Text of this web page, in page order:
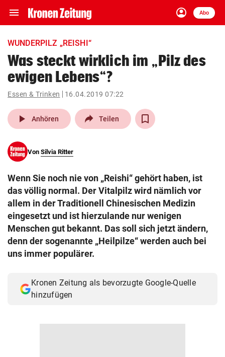
menu Navigation
ein-/ausklappen
account_circle
Anmelden
Abo
close Schließen
account_circle Anmelden
pin_drop
Wien arrow_right
search
eingeben
© Krone Multimedia GmbH & Co KG 2026
Muthgasse 2, 1190 Wien
WUNDERPILZ „REISHI“
Was steckt wirklich im „Pilz des
ewigen Lebens“?
Essen & Trinken 16.04.2019 07:22
play_arrow Anhören Teilen
Von Silvia Ritter
Wenn Sie noch nie von „Reishi“ gehört haben, ist
das völlig normal. Der Vitalpilz wird nämlich vor
allem in der Traditionell Chinesischen Medizin
eingesetzt und ist hierzulande nur wenigen
Menschen gut bekannt. Das soll sich jetzt ändern,
denn der sogenannte „Heilpilze“ werden auch bei
uns immer populärer.
Kronen Zeitung als bevorzugte Google-Quelle
hinzufügen